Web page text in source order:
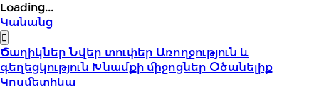
Loading...
Կանանց
ԾաղիկներՆվեր տուփեր Առողջություն և
գեղեցկություն Խնամքի միջոցներ Օծանելիք
Կոսմետիկա